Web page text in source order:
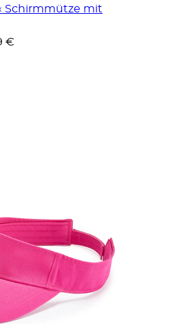
Schirmmütze mit
€